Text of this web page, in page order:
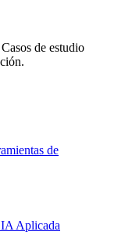
de estudio
de
Aplicada